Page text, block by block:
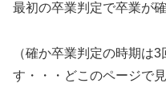
最初の卒業判定で卒業が
（確か卒業判定の時期は
す・・・どこのページで